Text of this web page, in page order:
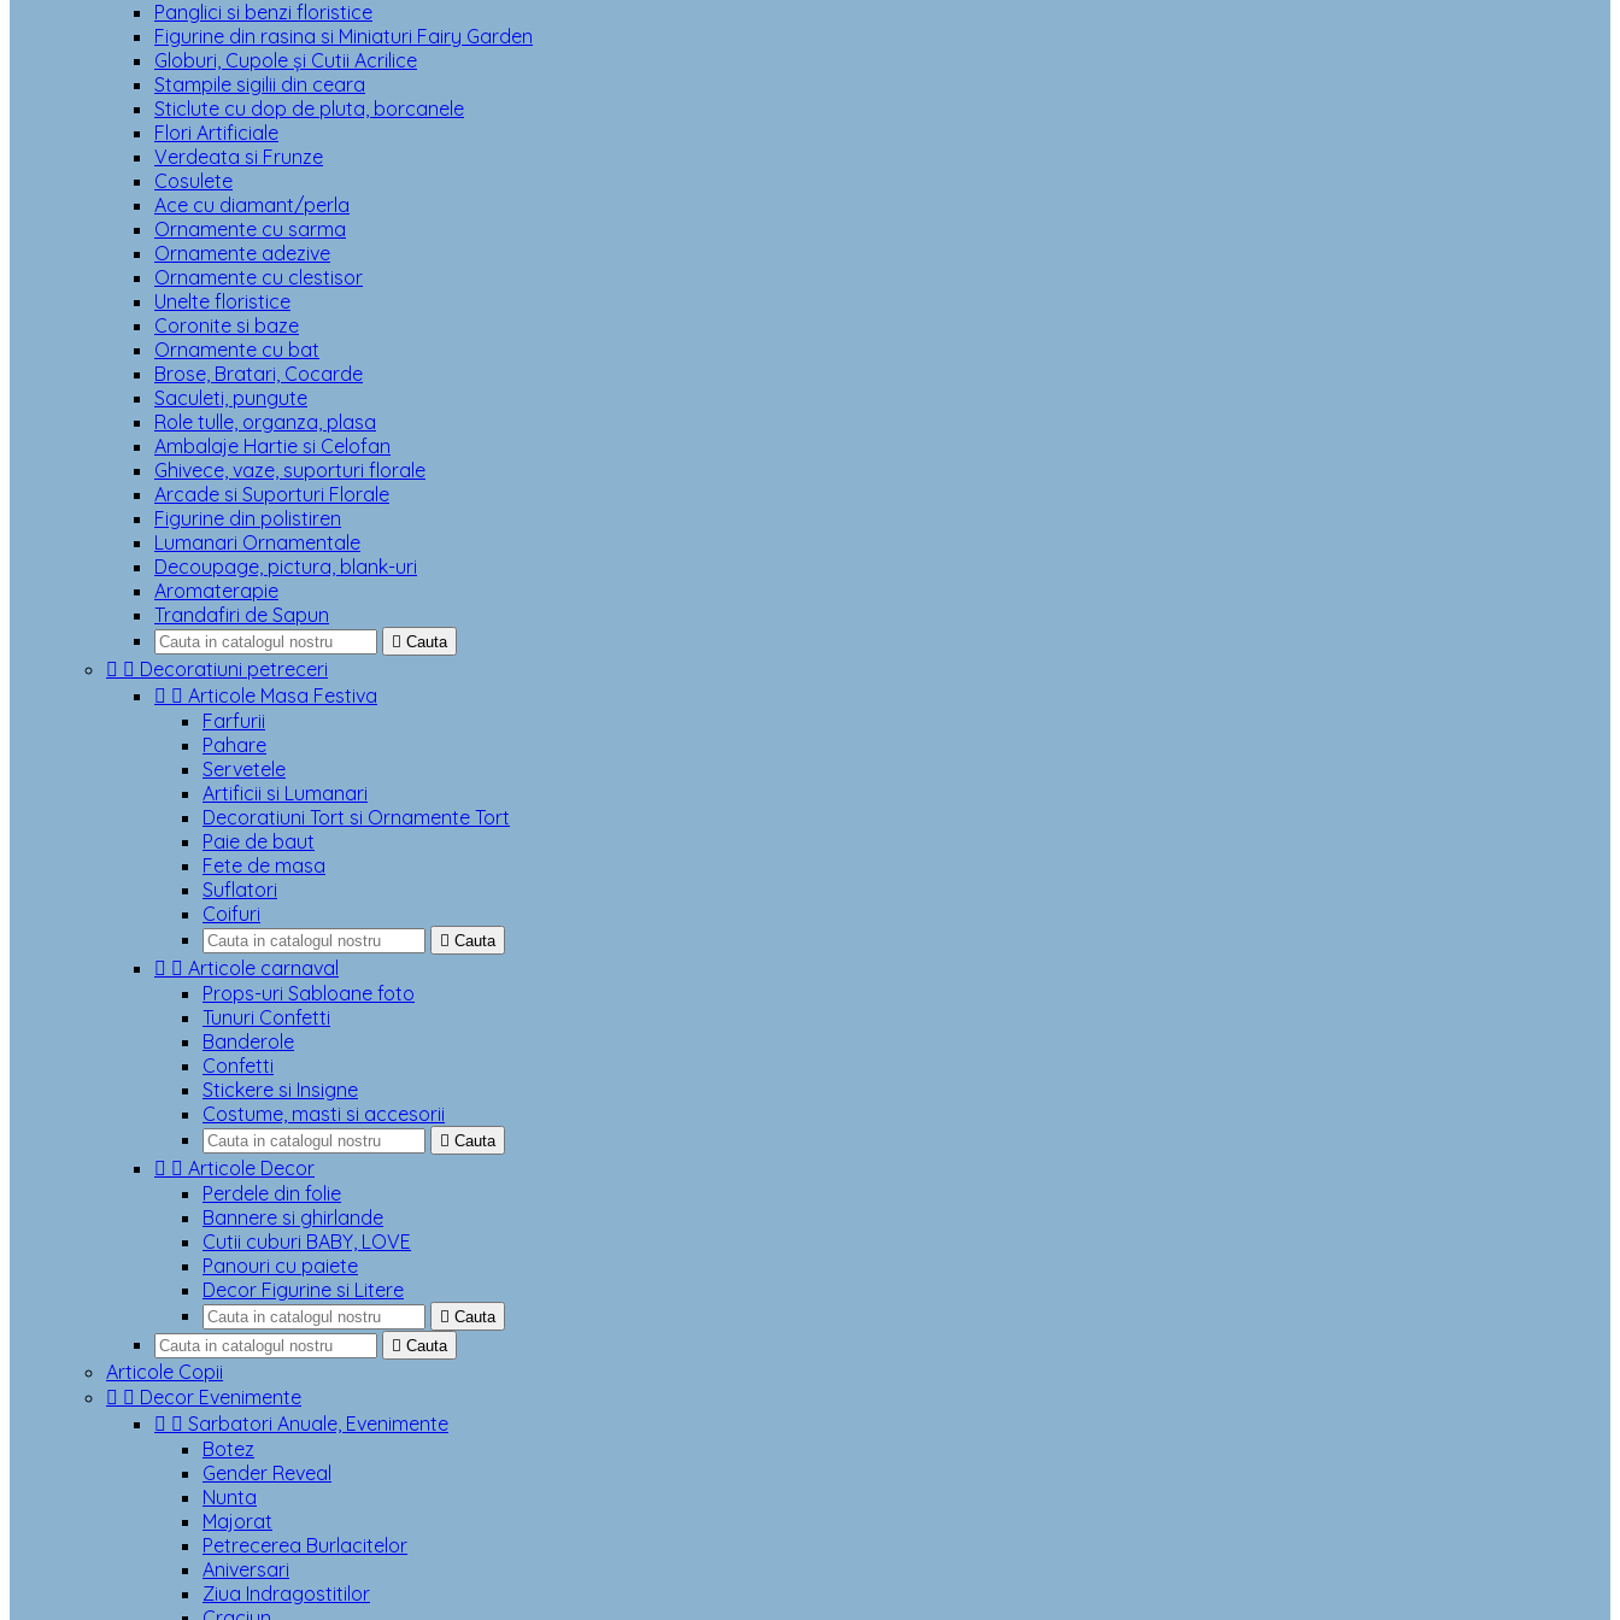
Panglici si benzi floristice
Figurine din rasina si Miniaturi Fairy Garden
Globuri, Cupole și Cutii Acrilice
Stampile sigilii din ceara
Sticlute cu dop de pluta, borcanele
Flori Artificiale
Verdeata si Frunze
Cosulete
Ace cu diamant/perla
Ornamente cu sarma
Ornamente adezive
Ornamente cu clestisor
Unelte floristice
Coronite si baze
Ornamente cu bat
Brose, Bratari, Cocarde
Saculeti, pungute
Role tulle, organza, plasa
Ambalaje Hartie si Celofan
Ghivece, vaze, suporturi florale
Arcade si Suporturi Florale
Figurine din polistiren
Lumanari Ornamentale
Decoupage, pictura, blank-uri
Aromaterapie
Trandafiri de Sapun
 Cauta
  Decoratiuni petreceri
  Articole Masa Festiva
Farfurii
Pahare
Servetele
Artificii si Lumanari
Decoratiuni Tort si Ornamente Tort
Paie de baut
Fete de masa
Suflatori
Coifuri
 Cauta
  Articole carnaval
Props-uri Sabloane foto
Tunuri Confetti
Banderole
Confetti
Stickere si Insigne
Costume, masti si accesorii
 Cauta
  Articole Decor
Perdele din folie
Bannere si ghirlande
Cutii cuburi BABY, LOVE
Panouri cu paiete
Decor Figurine si Litere
 Cauta
 Cauta
Articole Copii
  Decor Evenimente
  Sarbatori Anuale, Evenimente
Botez
Gender Reveal
Nunta
Majorat
Petrecerea Burlacitelor
Aniversari
Ziua Indragostitilor